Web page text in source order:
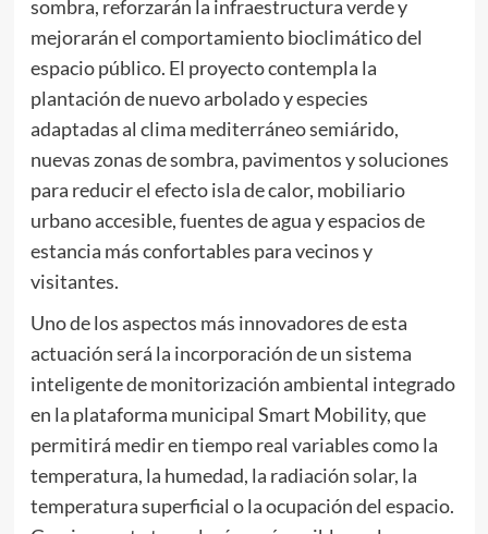
sombra, reforzarán la infraestructura verde y
mejorarán el comportamiento bioclimático del
espacio público. El proyecto contempla la
plantación de nuevo arbolado y especies
adaptadas al clima mediterráneo semiárido,
nuevas zonas de sombra, pavimentos y soluciones
para reducir el efecto isla de calor, mobiliario
urbano accesible, fuentes de agua y espacios de
estancia más confortables para vecinos y
visitantes.
Uno de los aspectos más innovadores de esta
actuación será la incorporación de un sistema
inteligente de monitorización ambiental integrado
en la plataforma municipal Smart Mobility, que
permitirá medir en tiempo real variables como la
temperatura, la humedad, la radiación solar, la
temperatura superficial o la ocupación del espacio.